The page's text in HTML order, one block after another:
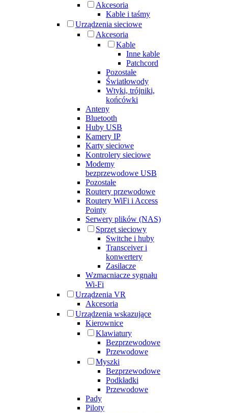
Akcesoria
Kable i taśmy
Urządzenia sieciowe
Akcesoria
Kable
Inne kable
Patchcord
Pozostałe
Światłowody
Wtyki, trójniki,
końcówki
Anteny
Bluetooth
Huby USB
Kamery IP
Karty sieciowe
Kontrolery sieciowe
Modemy
bezprzewodowe USB
Pozostałe
Routery przewodowe
Routery WiFi i Access
Pointy
Serwery plików (NAS)
Sprzęt sieciowy
Switche i huby
Transceiver i
konwertery
Zasilacze
Wzmacniacze sygnału
Wi-Fi
Urządzenia VR
Akcesoria
Urządzenia wskazujące
Kierownice
Klawiatury
Bezprzewodowe
Przewodowe
Myszki
Bezprzewodowe
Podkładki
Przewodowe
Pady
Piloty